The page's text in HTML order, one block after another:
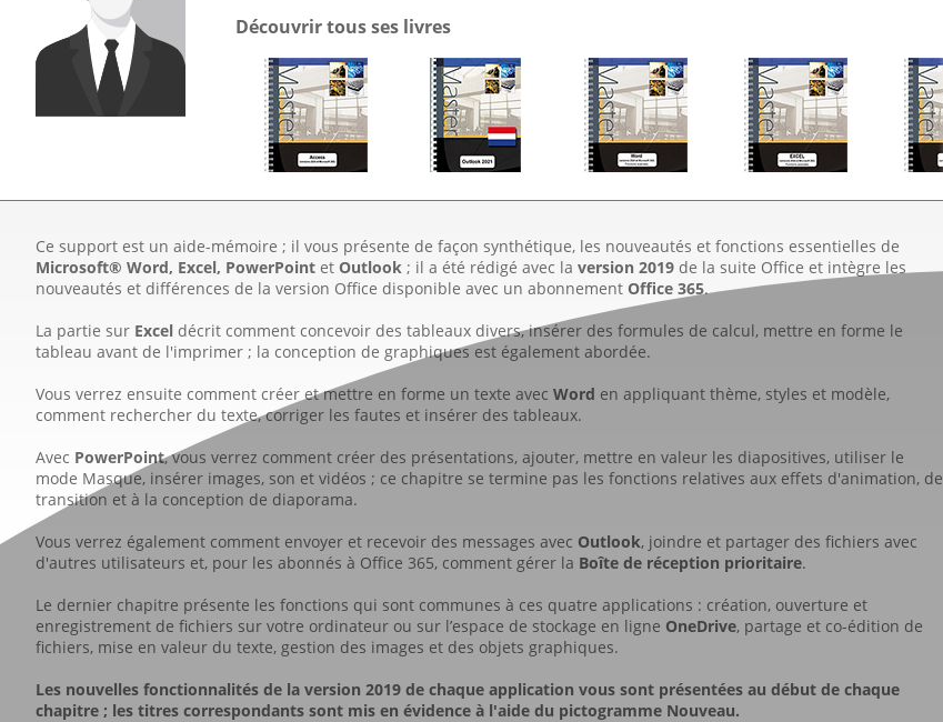
Ce support est un aide-mémoire ; il vous présente de façon synthétique, les nouveautés et fonctions essentielles de
Microsoft® Word, Excel, PowerPoint et Outlook ; il a été rédigé avec la version 2019 de la suite Office et intègre les
nouveautés et différences de la version Office disponible avec un abonnement Office 365.
La partie sur Excel décrit comment concevoir des tableaux divers, insérer des formules de calcul, mettre en forme le
tableau avant de l'imprimer ; la conception de graphiques est également abordée.
Vous verrez ensuite comment créer et mettre en forme un texte avec Word en appliquant thème, styles et modèle,
comment rechercher du texte, corriger les fautes et insérer des tableaux.
Avec PowerPoint, vous verrez comment créer des présentations, ajouter, mettre en valeur les diapositives, utiliser le
mode Masque, insérer images, son et vidéos ; ce chapitre se termine pas les fonctions relatives aux effets d'animation, de
transition et à la conception de diaporama.
Vous verrez également comment envoyer et recevoir des messages avec Outlook, joindre et partager des fichiers avec
d'autres utilisateurs et, pour les abonnés à Office 365, comment gérer la Boîte de réception prioritaire.
Le dernier chapitre présente les fonctions qui sont communes à ces quatre applications : création, ouverture et
enregistrement de fichiers sur votre ordinateur ou sur l’espace de stockage en ligne OneDrive, partage et co-édition de
fichiers, mise en valeur du texte, gestion des images et des objets graphiques.
Les nouvelles fonctionnalités de la version 2019 de chaque application vous sont présentées au début de chaque
chapitre ; les titres correspondants sont mis en évidence à l'aide du pictogramme Nouveau.
Découvrir tous ses livres